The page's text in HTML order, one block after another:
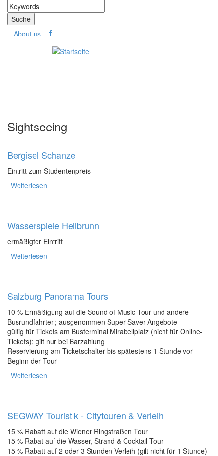
Direkt zum Inhalt
Suchformular
Suche
About us
Sightseeing
Bergisel Schanze
Eintritt zum Studentenpreis
Weiterlesen
Wasserspiele Hellbrunn
ermäßigter Eintritt
Weiterlesen
Salzburg Panorama Tours
10 % Ermäßigung auf die Sound of Music Tour und andere
Busrundfahrten; ausgenommen Super Saver Angebote
gültig für Tickets am Busterminal Mirabellplatz (nicht für Online-
Tickets); gilt nur bei Barzahlung
Reservierung am Ticketschalter bis spätestens 1 Stunde vor
Beginn der Tour
Weiterlesen
SEGWAY Touristik - Citytouren & Verleih
15 % Rabatt auf die Wiener Ringstraßen Tour
15 % Rabat auf die Wasser, Strand & Cocktail Tour
15 % Rabatt auf 2 oder 3 Stunden Verleih (gilt nicht für 1 Stunde)